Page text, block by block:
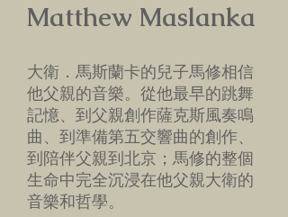
Matthew Maslanka
大衛．馬斯蘭卡的兒子馬修相信
他父親的音樂。從他最早的跳舞
記憶、到父親創作薩克斯風奏鳴
曲、到準備第五交響曲的創作、
到陪伴父親到北京；馬修的整個
生命中完全沉浸在他父親大衛的
音樂和哲學。